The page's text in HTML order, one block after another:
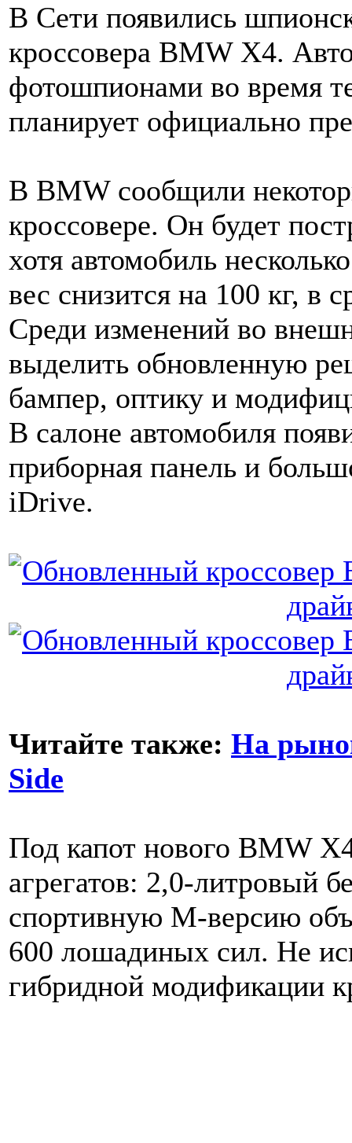
В Сети появились
кроссовера BMW X4.
фотошпионами во время
планирует официально
В BMW сообщили
кроссовере. Он будет
хотя автомобиль
вес снизится на 100 кг, в
Среди изменений во
выделить обновленную
бампер, оптику и
В салоне автомобиля
приборная панель и
iDrive.
Читайте также: На
Side
Под капот нового BMW
агрегатов: 2,0-литровый
спортивную М-версию
600 лошадиных сил. Не
гибридной модификации